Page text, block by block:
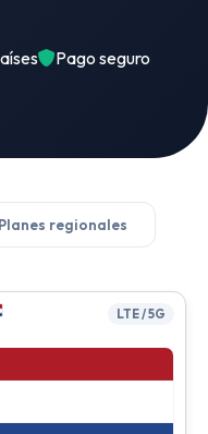
Pago seguro
regionales
LTE / 5G